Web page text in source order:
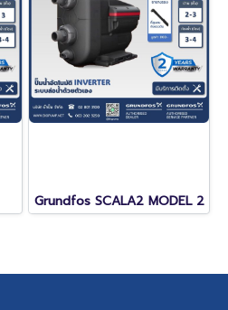
Grundfos SCALA2 MODEL 2